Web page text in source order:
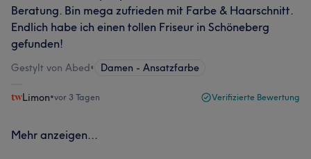
Beratung. Bin mega zufrieden mit Farbe & Haarschnitt.
Endlich habe ich einen tollen Friseur in Schöneberg
gefunden!
Gestylt von Abed• Damen - Ansatzfarbe
Limon•vor 3 Tagen Verifizierte Bewertung
Mehr anzeigen...